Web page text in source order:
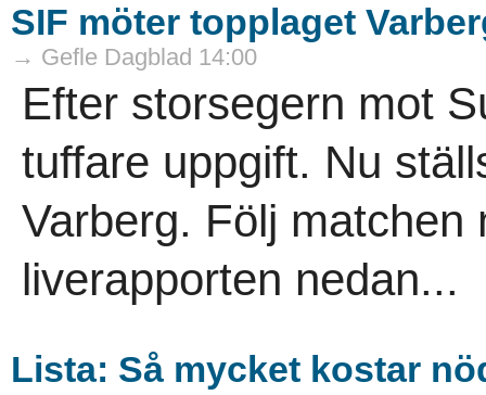
SIF möter topplaget
→ Gefle Dagblad 14:00
Efter storsegern mot
tuffare uppgift. Nu
Varberg. Följ matchen
liverapporten nedan...
Lista: Så mycket kostar